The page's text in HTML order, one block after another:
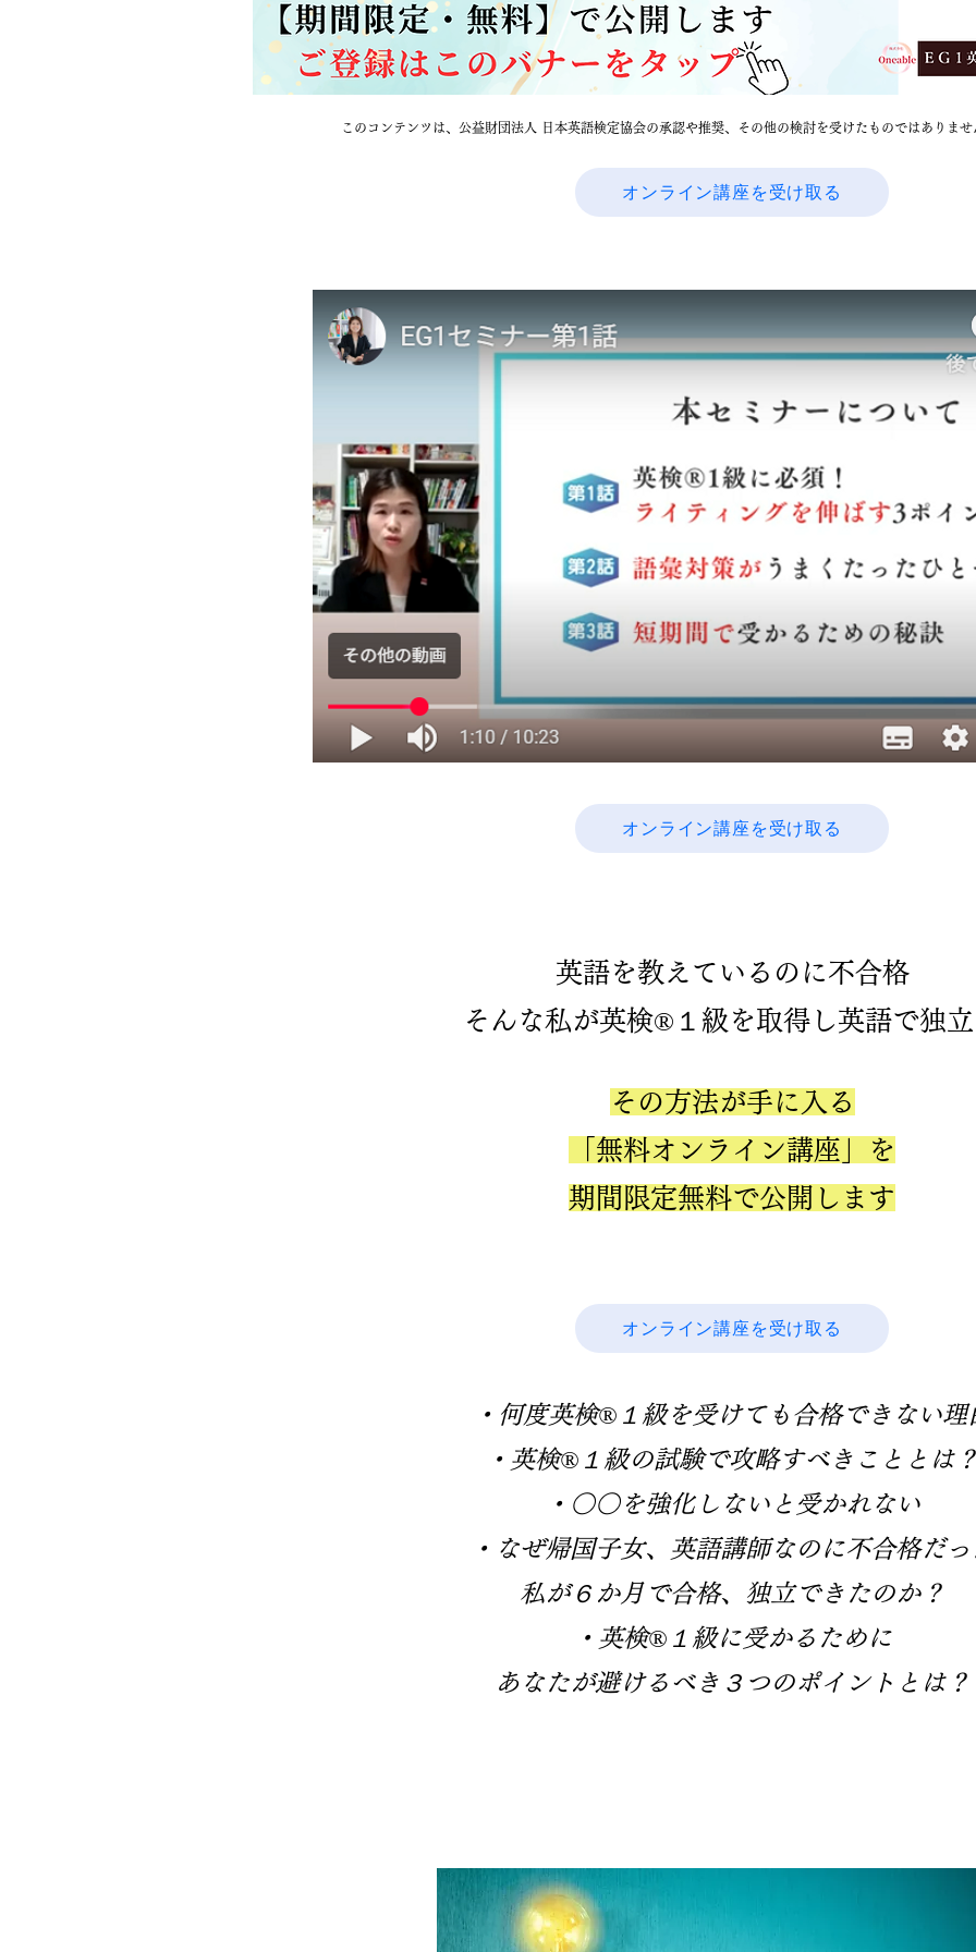
このコンテンツは、公益財団法人 日本英語検定協会の承認や推奨、その他の検討を受けたものではありませ
オンライン講座を受け取る
オンライン講座を受け取る
英語を教えているのに不合格
そんな私が英検®１級を取得し英語で独
その方法が手に入る
「無料オンライン講座」を
期間限定無料で公開します
・何度英検®１級を受けても 合格できない理
・ 英検®１級の試験で攻略すべきこととは
・ ○○を強化しないと受かれない
・ なぜ帰国子女、英語講師なのに不合格だっ
私が６か月で合格、
独立できたのか？
​・ 英検®１級に受かるために
あなたが避けるべき ３つのポイントとは？
オンライン講座を受け取る